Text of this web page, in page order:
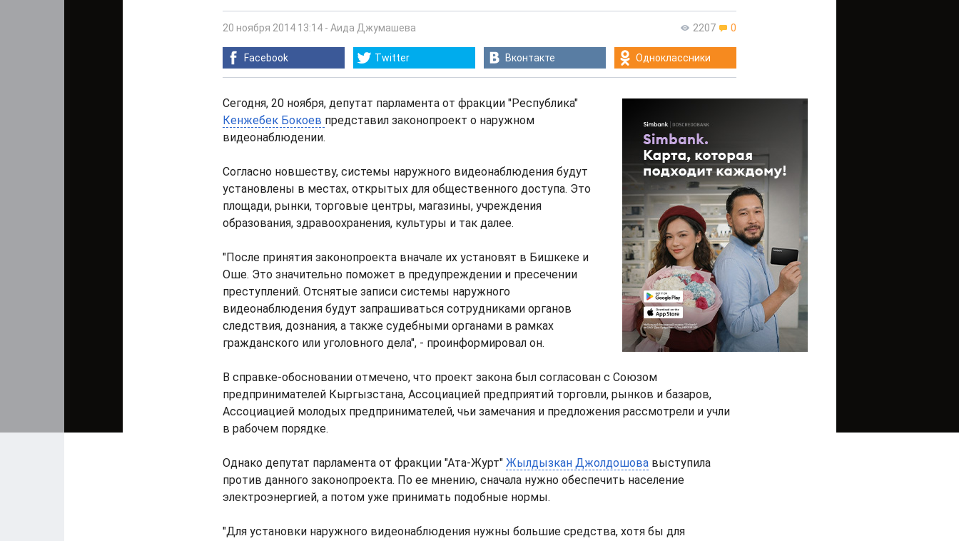
2207 0
20 ноября 2014 13:14 - Аида Джумашева
Facebook Twitter Вконтакте Одноклассники
Сегодня, 20 ноября, депутат парламента от фракции "Республика"
Кенжебек Бокоев представил законопроект о наружном
видеонаблюдении.
Согласно новшеству, системы наружного видеонаблюдения будут
установлены в местах, открытых для общественного доступа. Это
площади, рынки, торговые центры, магазины, учреждения
образования, здравоохранения, культуры и так далее.
"После принятия законопроекта вначале их установят в Бишкеке и
Оше. Это значительно поможет в предупреждении и пресечении
преступлений. Отснятые записи системы наружного
видеонаблюдения будут запрашиваться сотрудниками органов
следствия, дознания, а также судебными органами в рамках
гражданского или уголовного дела", - проинформировал он.
В справке-обосновании отмечено, что проект закона был согласован с Союзом
предпринимателей Кыргызстана, Ассоциацией предприятий торговли, рынков и базаров,
Ассоциацией молодых предпринимателей, чьи замечания и предложения рассмотрели и учли
в рабочем порядке.
Однако депутат парламента от фракции "Ата-Журт" Жылдызкан Джолдошова выступила
против данного законопроекта. По ее мнению, сначала нужно обеспечить население
электроэнергией, а потом уже принимать подобные нормы.
"Для установки наружного видеонаблюдения нужны большие средства, хотя бы для